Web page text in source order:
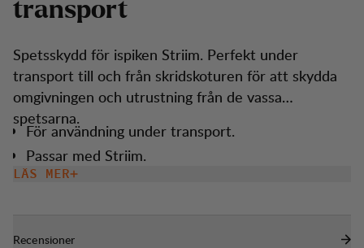
transport
Spetsskydd för ispiken Striim. Perfekt under
transport till och från skridskoturen för att skydda
omgivningen och utrustning från de vassa
spetsarna.
För användning under transport.
Passar med Striim.
LÄS MER
Recensioner